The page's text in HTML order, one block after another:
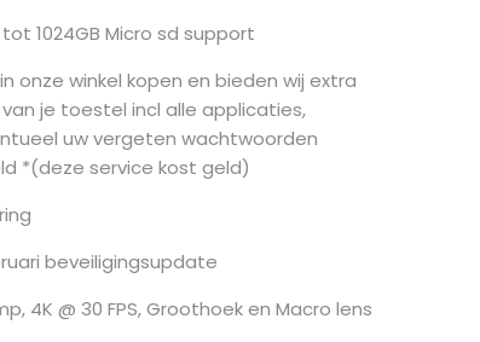
tot 1024GB Micro sd support
onze winkel kopen en bieden wij extra
je toestel incl alle applicaties,
uw vergeten wachtwoorden
*(deze service kost geld)
beveiligingsupdate
4K @ 30 FPS, Groothoek en Macro lens